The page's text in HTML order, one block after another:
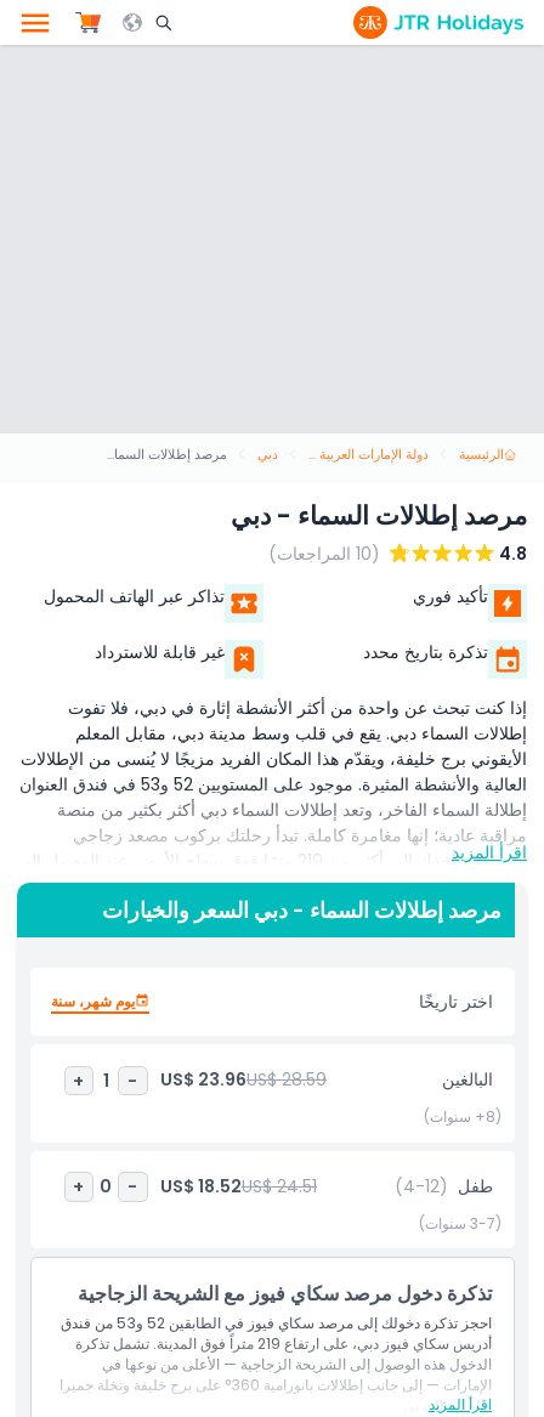
Search Opener Icon
الرئيسية دولة الإمارات العربية المتحدة دبي مرصد إطلالات السماء - دبي
مرصد إطلالات السماء - دبي
4.8
(10 المراجعات)
تأكيد فوري
تذاكر عبر الهاتف المحمول
تذكرة بتاريخ محدد غير قابلة للاسترداد
إذا كنت تبحث عن واحدة من أكثر الأنشطة إثارة في دبي، فلا تفوت
إطلالات السماء دبي. يقع في قلب وسط مدينة دبي، مقابل المعلم
الأيقوني برج خليفة، ويقدّم هذا المكان الفريد مزيجًا لا يُنسى من الإطلالات
العالية والأنشطة المثيرة. موجود على المستويين 52 و53 في فندق العنوان
إطلالة السماء الفاخر، وتعد إطلالات السماء دبي أكثر بكثير من منصة
مراقبة عادية؛ إنها مغامرة كاملة. تبدأ رحلتك بركوب مصعد زجاجي
بانورامي يأخذك إلى أكثر من 219 مترًا فوق سطح الأرض. عند الوصول إلى
القمة، سر بين أرضية زجاجية مذهلة بطول 25 مترًا تمنحك إطلالات
تخطف الأنفاس على أفق دبي، وعلى برج خليفة، وعلى الساحل المتلألئ.
تضم إطلالات السماء ثلاث معالم لا بد من تجربتها. يتيح الانزلاق الزجاجي
الحافة نزهة بدون استخدام اليدين على الحافة الخارجية للمبنى، وهو مثالي
لمن يبحثون عن الإثارة! يمكن الوصول إليه بسهولة عبر مترو دبي وقريب
من أفضل الإطلالات البانورامية في دبي، مما يجعلها وجهة رئيسية للسياح
والسكان المحليين على حد سواء.
أبرز المعالم
المتضمنات
سياسة الأطفال والبالغين
ما يجب معرفته
اقرأ المزيد
مرصد إطلالات السماء - دبي السعر والخيارات
اختر تاريخًا يوم شهر، سنة
البالغين US$ 28.59
US$ 23.96
-
1
+
(8+ سنوات)
طفل (4-12)
US$ 24.51
US$ 18.52
-
0
+
(3-7 سنوات)
تذكرة دخول مرصد سكاي فيوز مع الشريحة الزجاجية
احجز تذكرة دخولك إلى مرصد سكاي فيوز في الطابقين 52 و53 من فندق
أدريس سكاي فيوز دبي، على ارتفاع 219 متراً فوق المدينة. تشمل تذكرة
الدخول هذه الوصول إلى الشريحة الزجاجية — الأعلى من نوعها في
الإمارات — إلى جانب إطلالات بانورامية 360° على برج خليفة ونخلة جميرا
والخليج العربي.
اقرأ المزيد